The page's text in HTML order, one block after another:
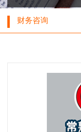
财务咨询